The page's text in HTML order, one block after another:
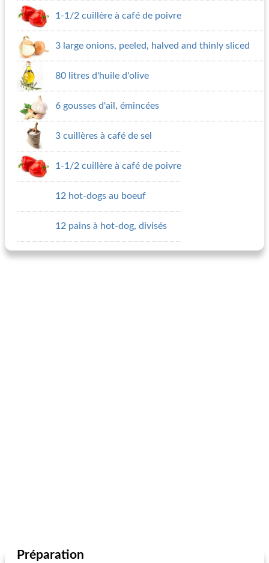
1-1/2 cuillère à café de poivre
3 large onions, peeled, halved and thinly sliced
80 litres d'huile d'olive
6 gousses d'ail, émincées
3 cuillères à café de sel
1-1/2 cuillère à café de poivre
12 hot-dogs au boeuf
12 pains à hot-dog, divisés
Préparation